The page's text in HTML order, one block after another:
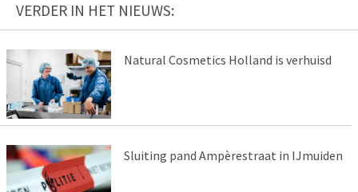
VERDER IN HET NIEUWS:
Natural Cosmetics Holland is verhuisd
Sluiting pand Ampèrestraat in IJmuiden